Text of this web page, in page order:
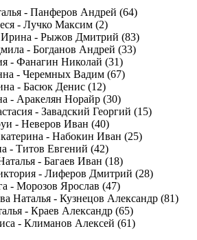
- Панферов Андрей (64)
- Лучко Максим (2)
Ирина - Рыжов Дмитрий (83)
- Богданов Андрей (33)
- Фанагин Николай (31)
- Черемных Вадим (67)
- Басюк Денис (12)
- Аракелян Норайр (30)
- Завадский Георгий (15)
- Неверов Иван (40)
- Набокин Иван (25)
- Титов Евгений (42)
- Багаев Иван (18)
- Лиферов Дмитрий (28)
- Морозов Ярослав (47)
Наталья - Кузнецов Александр (81)
- Краев Александр (65)
- Климанов Алексей (61)